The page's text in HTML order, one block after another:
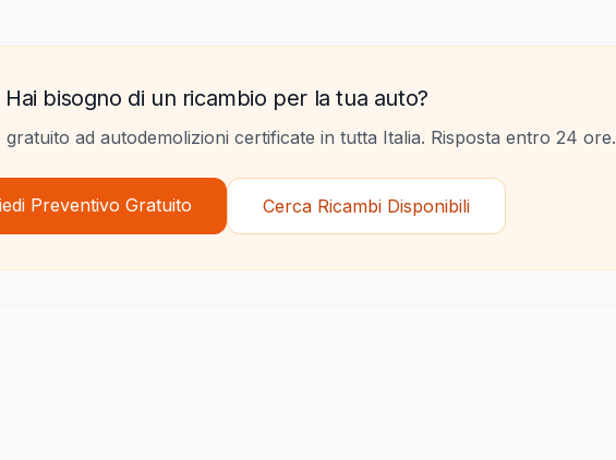
Hai bisogno di un ricambio per la tua auto?
ad autodemolizioni certificate in tutta Italia. Risposta entro 24 ore.
Preventivo Gratuito Cerca Ricambi Disponibili